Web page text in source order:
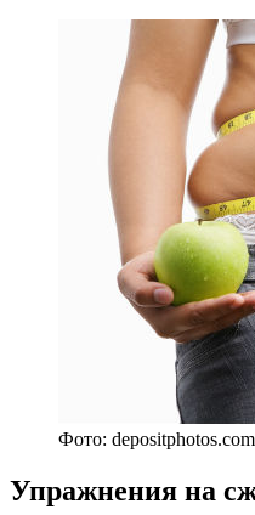
Фото: depositphotos.com
Упражнения на